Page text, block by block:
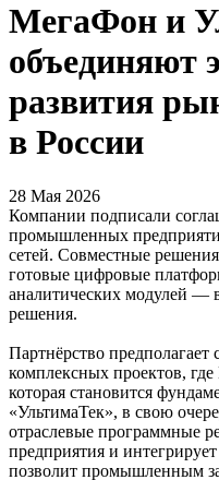
МегаФон и
объединяют
развития
в России
28 Мая 2026
Компании подписали
промышленных
сетей. Совместные
готовые цифровые
аналитических модулей —
решения.
Партнёрство
комплексных проектов,
которая становится
«УльтимаТек», в свою
отраслевые программные
предприятия и
позволит промышленным